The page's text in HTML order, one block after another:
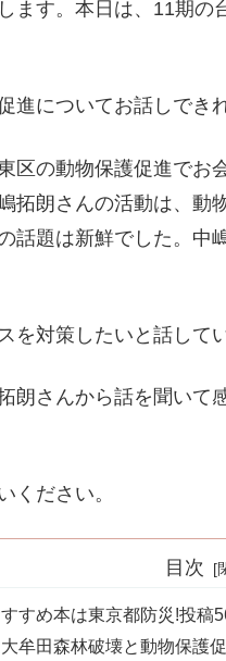
ます。本日は、11期
進についてお話しでき
区の動物保護促進でお
拓朗さんの活動は、動
話題は新鮮でした。
を対策したいと話して
朗さんから話を聞いて
ください。
目次
すめ本は東京都防災!投稿
牟田森林破壊と動物保護